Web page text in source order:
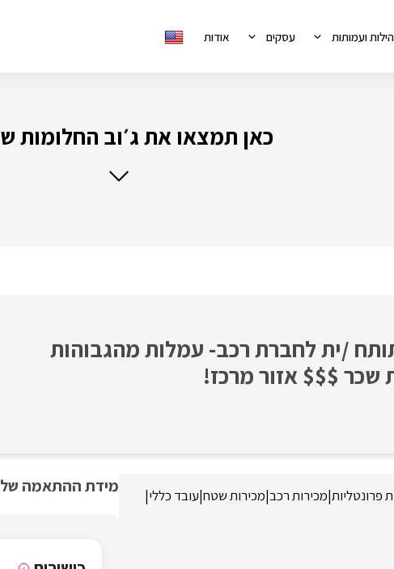
ועמותות עסקים אודות
כאן תמצאו את ג׳וב החלומות
/ית לחברת רכב- עמלות מהגבוהות
$$$ אזור מרכז!
פרונטליות|מכירות רכב|מכירות שטח|עובד כללי|
מידת ההתאמה